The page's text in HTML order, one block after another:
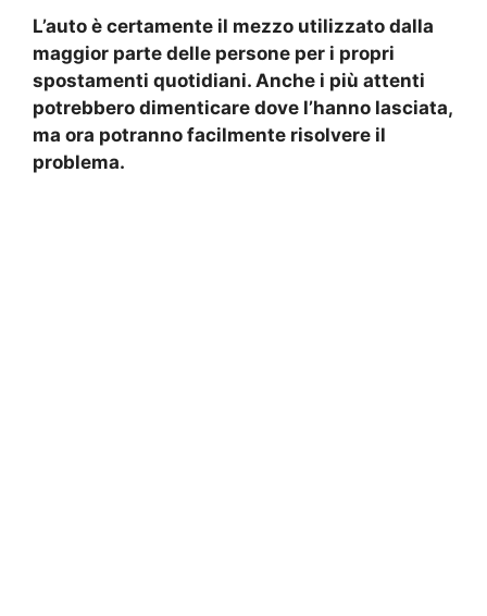
L’auto è certamente il mezzo utilizzato dalla
maggior parte delle persone per i propri
spostamenti quotidiani. Anche i più attenti
potrebbero dimenticare dove l’hanno lasciata,
ma ora potranno facilmente risolvere il
problema.